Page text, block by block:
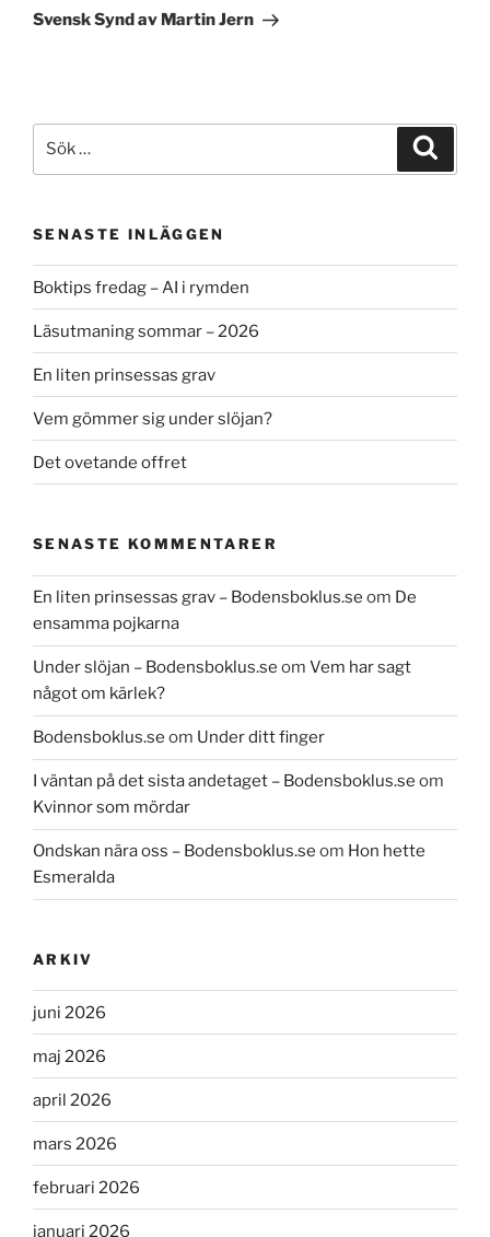
inlägg
Svensk Synd av Martin Jern
efter:
SENASTE INLÄGGEN
Boktips fredag – AI i rymden
Läsutmaning sommar – 2026
En liten prinsessas grav
Vem gömmer sig under slöjan?
Det ovetande offret
SENASTE KOMMENTARER
En liten prinsessas grav – Bodensboklus.se om De
ensamma pojkarna
Under slöjan – Bodensboklus.se om Vem har sagt
något om kärlek?
Bodensboklus.se om Under ditt finger
I väntan på det sista andetaget – Bodensboklus.se om
Kvinnor som mördar
Ondskan nära oss – Bodensboklus.se om Hon hette
Esmeralda
ARKIV
juni 2026
maj 2026
april 2026
mars 2026
februari 2026
januari 2026